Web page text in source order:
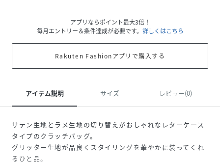
アプリならポイント最大3倍！
毎月エントリー＆条件達成が必要です。 詳しくはこちら
Rakuten Fashionアプリで購入する
アイテム説明 サイズ レビュー(0)
サテン生地とラメ生地の切り替えがおしゃれなレターケース
タイプのクラッチバッグ。
グリッター生地が品良くスタイリングを華やかに装ってくれ
るひと品。